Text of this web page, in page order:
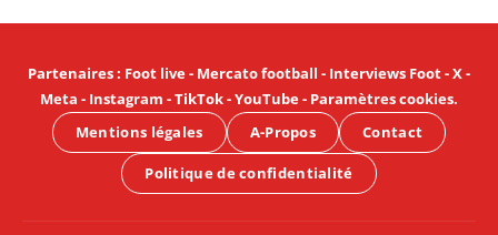
Partenaires: Foot live- Mercato football - Interviews Foot-X-
Meta - Instagram -TikTok-YouTube- Paramètres cookies.
Mentions légales
A-Propos Contact
Politique de confidentialité